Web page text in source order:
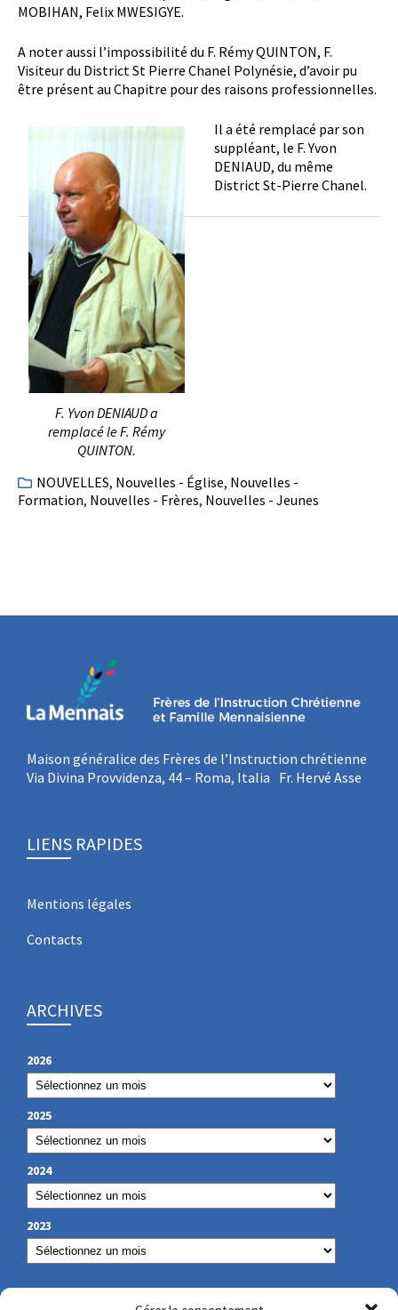
MOBIHAN, Felix MWESIGYE.
A noter aussi l’impossibilité du F. Rémy QUINTON, F.
Visiteur du District St Pierre Chanel Polynésie, d’avoir pu
être présent au Chapitre pour des raisons professionnelles.
F. Yvon DENIAUD a
remplacé le F. Rémy
QUINTON.
Il a été remplacé par son
suppléant, le F. Yvon
DENIAUD, du même
District St-Pierre Chanel.
NOUVELLES, Nouvelles - Église, Nouvelles -
Formation, Nouvelles - Frères, Nouvelles - Jeunes
Maison généralice des Frères de l’Instruction chrétienne
Via Divina Provvidenza, 44 – Roma, Italia Fr. Hervé Asse
LIENS RAPIDES
Mentions légales
Contacts
ARCHIVES
2026
2025
2024
2023